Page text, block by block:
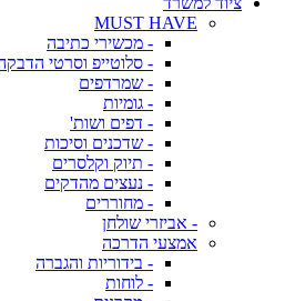
MUST HAVE
- מכשירי כתיבה
- סלוטייפ וסרטי
- שמרדפים
- גומיות
- דפים ושות'
- שדכנים וסיכות
- תיוק וקלסרים
- נעצים מהדקים
- מחוררים
- אביזרי שולחן
אמצעי הדרכה
- בידוריות והגברה
- לוחות